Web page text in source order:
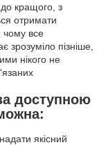
кращого, з
отримати
чому все
зрозуміло пізніше,
нікого не
доступною
якісний